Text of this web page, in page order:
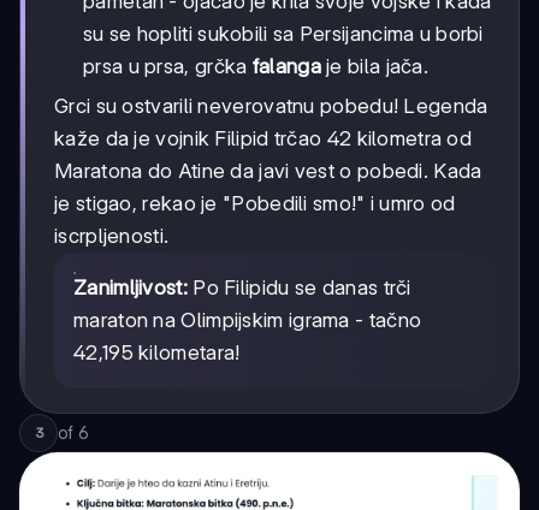
su se hopliti sukobili sa Persijancima u borbi
prsa u prsa, grčka falangaje bila jača.
Grci su ostvarili neverovatnu pobedu! Legenda
kaže da je vojnik Filipid trčao 42 kilometra od
Maratona do Atine da javi vest o pobedi. Kada
je stigao, rekao je "Pobedili smo!" i umro od
iscrpljenosti.
Zanimljivost:Po Filipidu se danas trči
maraton na Olimpijskim igrama - tačno
42,195 kilometara!
3 of 6